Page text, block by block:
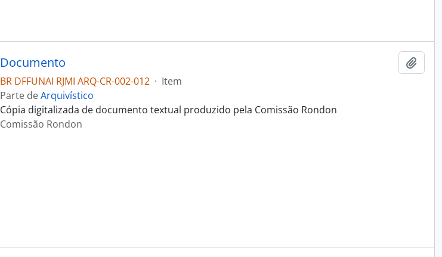
Documento
BR DFFUNAI RJMI ARQ-CR-002-012 · Item
Parte deArquivístico
Cópia digitalizada de documento textual produzido pela Comissão Rondon
Comissão Rondon